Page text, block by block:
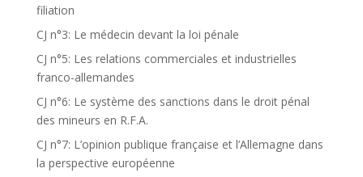
filiation
CJ n°3: Le médecin devant la loi pénale
CJ n°5: Les relations commerciales et industrielles
franco-allemandes
CJ n°6: Le système des sanctions dans le droit pénal
des mineurs en R.F.A.
CJ n°7: L’opinion publique française et l’Allemagne dans
la perspective européenne